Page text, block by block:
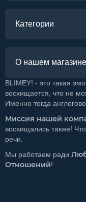
Категории
О нашем магазине
BLIMEY! - это такая
восхищается, что не
Именно тогда
Миссия нашей
восхищались также!
речи.
Мы работаем ради
Отношений!